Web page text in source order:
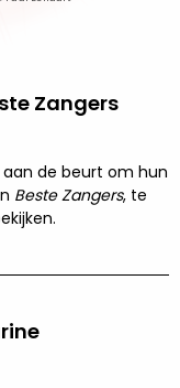
Zangers
de beurt om hun
Beste Zangers, te